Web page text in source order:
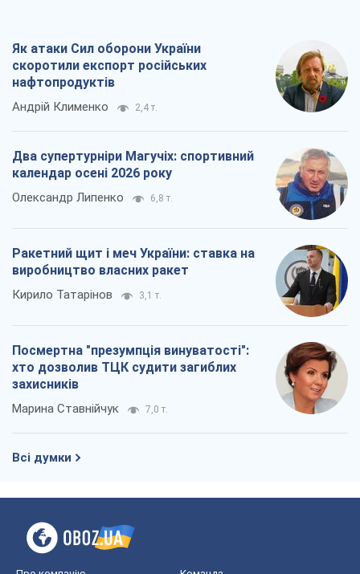
Як атаки Сил оборони України
скоротили експорт російських
нафтопродуктів
Андрій Клименко 2,4 т.
Два супертурніри Магучіх: спортивний
календар осені 2026 року
Олександр Липенко 6,8 т.
Ракетний щит і меч України: ставка на
виробництво власних ракет
Кирило Татарінов 3,1 т.
Посмертна "презумпція винуватості":
хто дозволив ТЦК судити загиблих
захисників
Марина Ставнійчук 7,0 т.
Всі думки